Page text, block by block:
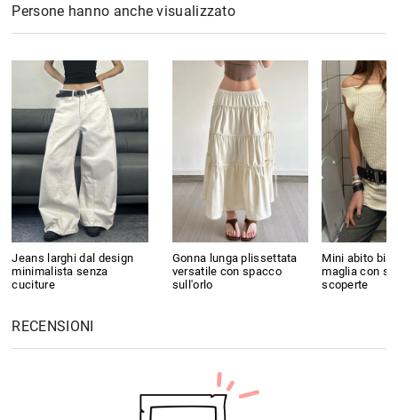
Persone hanno anche visualizzato
Jeans larghi dal design
minimalista senza
cuciture
Gonna lunga plissettata
versatile con spacco
sull'orlo
Mini abito
maglia con
scoperte
RECENSIONI